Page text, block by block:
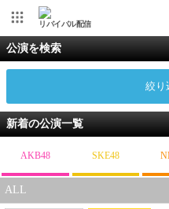
リバイバル配信
公演を検索
絞り
新着の公演一覧
AKB48 SKE48
ALL